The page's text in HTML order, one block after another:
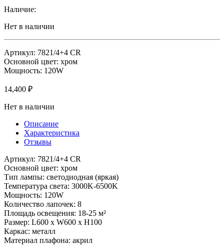
Наличие:
Нет в наличии
Артикул: 7821/4+4 CR
Основной цвет: хром
Мощность: 120W
14,400 ₽
Нет в наличии
Описание
Характеристика
Отзывы
Артикул: 7821/4+4 CR
Основной цвет: хром
Тип лампы: светодиодная (яркая)
Температура света: 3000K-6500K
Мощность: 120W
Количество лапочек: 8
Площадь освещения: 18-25 м²
Размер: L600 x W600 x H100
Каркас: металл
Материал плафона: акрил